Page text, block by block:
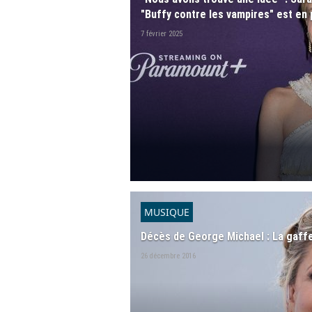
"Buffy contre les vampires" est en
7 février 2025
MUSIQUE
Décès de George Michael : La
26 décembre 2016